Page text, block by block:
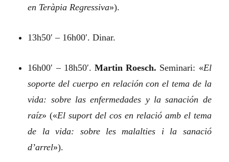
en Teràpia Regressiva»).
13h50′ – 16h00′. Dinar.
16h00′ – 18h50′. Martin Roesch. Seminari: «El
soporte del cuerpo en relación con el tema de la
vida: sobre las enfermedades y la sanación de
raíz» («El suport del cos en relació amb el tema
de la vida: sobre les malalties i la sanació
d’arrel»).